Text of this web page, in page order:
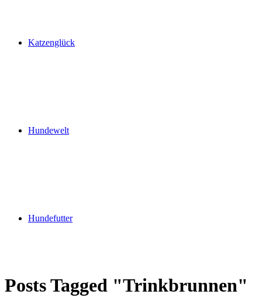
Katzenglück
Hundewelt
Hundefutter
Posts Tagged "Trinkbrunnen"